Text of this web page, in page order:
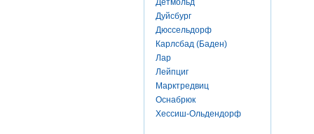
Детмольд
Дуйсбург
Дюссельдорф
Карлсбад (Баден)
Лар
Лейпциг
Марктредвиц
Оснабрюк
Хессиш-Ольдендорф